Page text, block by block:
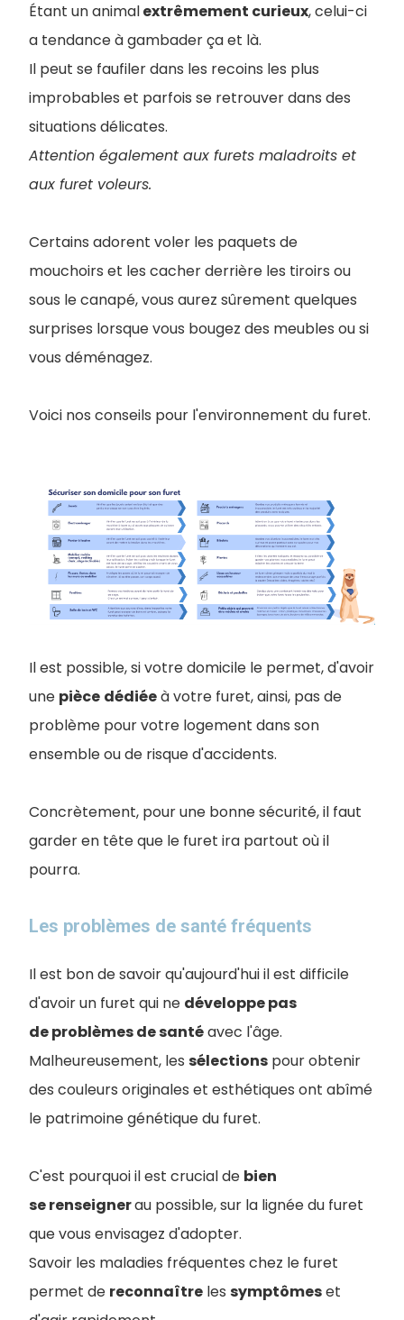
Étant un animalextrêmement curieux, celui-ci
a tendance à gambader ça et là.
Il peut se faufiler dans les recoins les plus
improbables et parfois se retrouver dans des
situations délicates.
Attention également aux furets maladroits et
aux furet voleurs.
Certains adorent voler les paquets de
mouchoirs et les cacher derrière les tiroirs ou
sous le canapé, vous aurez sûrement quelques
surprises lorsque vous bougez des meubles ou si
vous déménagez.
Voici nos conseils pour l'environnement du furet.
Il est possible, si votre domicile le permet, d'avoir
une pièce dédiéeà votre furet, ainsi, pas de
problème pour votre logement dans son
ensemble ou de risque d'accidents.
Concrètement, pour une bonne sécurité, il faut
garder en tête que le furet ira partout où il
pourra.
Les problèmes de santé fréquents
Il est bon de savoir qu'aujourd'hui il est difficile
d'avoir un furet qui ne développe pas
de problèmes de santéavec l'âge.
Malheureusement, les sélections pour obtenir
des couleurs originales et esthétiques ont abîmé
le patrimoine génétique du furet.
C'est pourquoi il est crucial de bien
se renseignerau possible, sur la lignée du furet
que vous envisagez d'adopter.
Savoir les maladies fréquentes chez le furet
permet de reconnaître les symptômeset